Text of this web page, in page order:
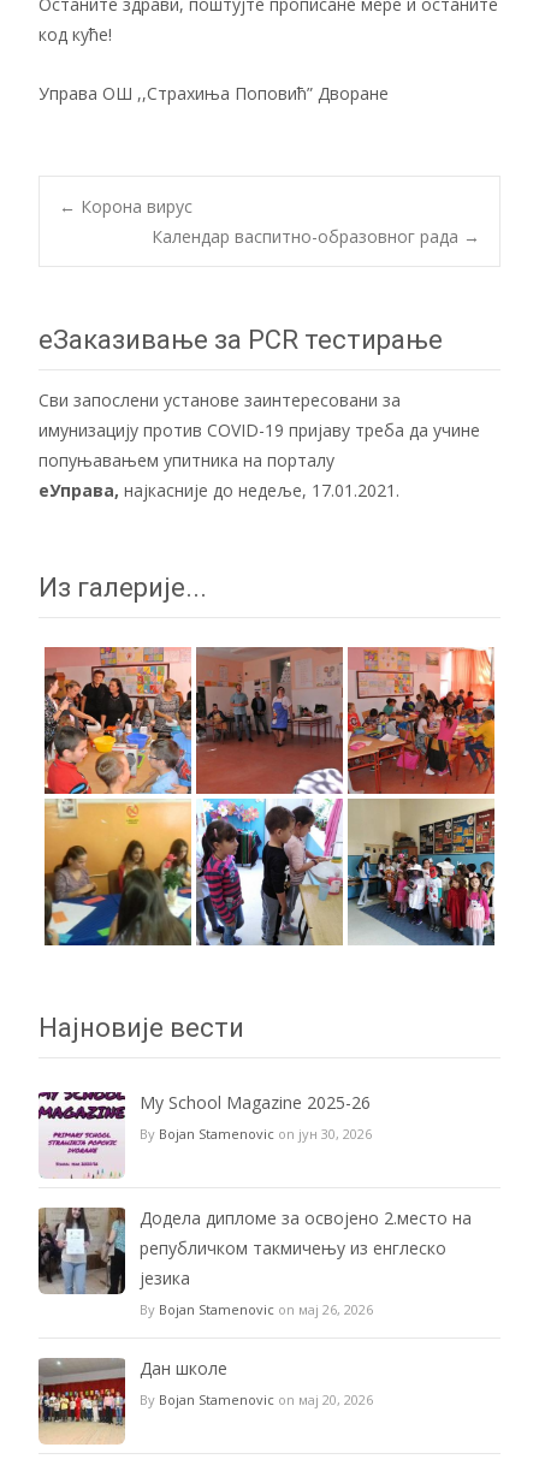
код куће!
Управа ОШ ,,Страхиња Поповић” Дворане
Post
← Корона вирус
Календар васпитно-образовног рада →
еЗаказивање за PCR тестирање
Сви запослени установе заинтересовани за
имунизацију против COVID-19 пријаву треба да учине
попуњавањем упитника на порталу
еУправа, најкасније до недеље, 17.01.2021.
Из галерије...
Најновије вести
My School Magazine 2025-26
By Bojan Stamenovic on јун 30, 2026
Додела дипломе за освојено 2.место на
републичком такмичењу из енглеско
језика
By Bojan Stamenovic on мај 26, 2026
Дан школе
By Bojan Stamenovic on мај 20, 2026